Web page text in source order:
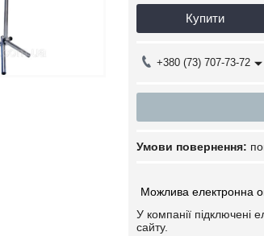
Купити
+380 (73) 707-73-72
У компанії підключені
сайту.